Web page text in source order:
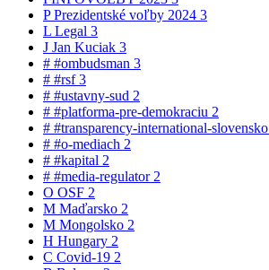
PPrezidentské voľby 2024 3
L Legal 3
J Jan Kuciak 3
# #ombudsman 3
# #rsf3
# #ustavny-sud 2
# #platforma-pre-demokraciu 2
# #transparency-international-slovensko
# #o-mediach 2
# #kapital 2
# #media-regulator 2
O OSF 2
M Maďarsko 2
M Mongolsko 2
H Hungary 2
C Covid-19 2